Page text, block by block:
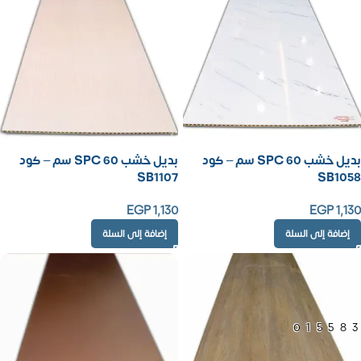
بديل خشب SPC 60 سم – كود
SB1058
EGP1,130
إضافة إلى السلة
بديل خشب SPC 60 سم – كود
SB1107
EGP1,130
إضافة إلى السلة